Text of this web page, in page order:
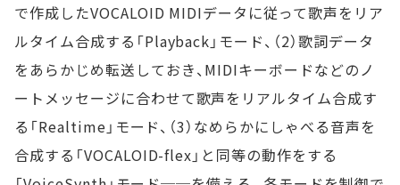
で作成したVOCALOID MIDIデータに従って歌声をリア
ルタイム合成する「Playback」モード、（2）歌詞データ
をあらかじめ転送しておき、MIDIキーボードなどのノ
ートメッセージに合わせて歌声をリアルタイム合成す
る「Realtime」モード、（3）なめらかにしゃべる音声を
合成する「VOCALOID-flex」と同等の動作をする